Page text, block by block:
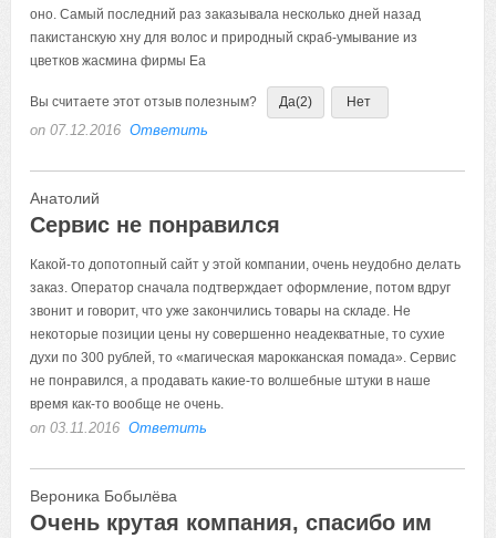
Вы считаете этот отзыв полезным? Да(2) Нет
on 07.12.2016 Ответить
Анатолий
Сервис не понравился
Какой-то допотопный сайт у этой компании, очень неудобно делать
заказ. Оператор сначала подтверждает оформление, потом вдруг
звонит и говорит, что уже закончились товары на складе. Не
некоторые позиции цены ну совершенно неадекватные, то сухие
духи по 300 рублей, то «магическая марокканская помада». Сервис
не понравился, а продавать какие-то волшебные штуки в наше
время как-то вообще не очень.
on 03.11.2016 Ответить
Вероника Бобылёва
Очень крутая компания, спасибо им